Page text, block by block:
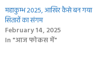
महाकुम्भ 2025, आखिर कैसे बन गया
सितारों का संगम
February 14, 2025
In "आज फोकस में"